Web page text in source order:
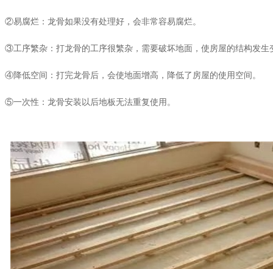
②易腐烂：龙骨如果没有处理好，会非常容易腐烂。
③工序繁杂：打龙骨的工序很繁杂，需要破坏地面，使房屋的结构发生变
④降低空间：打完龙骨后，会使地面增高，降低了房屋的使用空间。
⑤一次性：龙骨安装以后地板无法重复使用。